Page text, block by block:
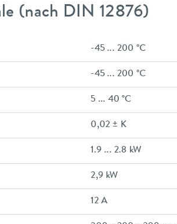
(nach DIN 12876)
-45 ... 200 °C
-45 ... 200 °C
5 ... 40 °C
0,02 ± K
1.9 ... 2.8 kW
2,9 kW
12 A